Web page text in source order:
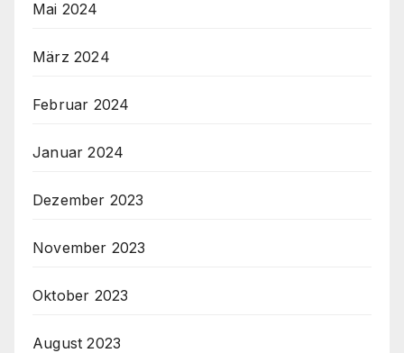
Mai 2024
März 2024
Februar 2024
Januar 2024
Dezember 2023
November 2023
Oktober 2023
August 2023